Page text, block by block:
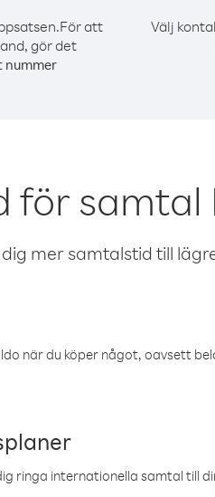
För att
gör det
nummer
Välj
för
mer samtalstid till
när du köper något, oavsett
ringa internationella samtal till